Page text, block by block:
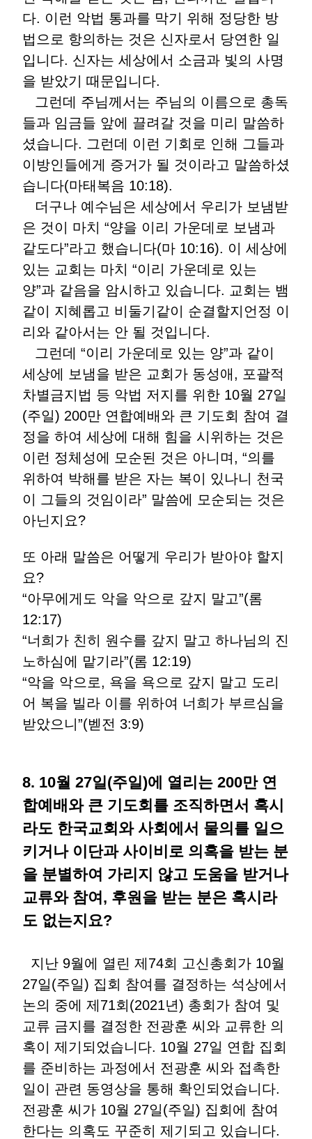
다. 이런 악법 통과를 막기 위해 정당한 방
법으로 항의하는 것은 신자로서 당연한 일
입니다. 신자는 세상에서 소금과 빛의 사명
을 받았기 때문입니다.
그런데 주님께서는 주님의 이름으로 총독
들과 임금들 앞에 끌려갈 것을 미리 말씀하
셨습니다. 그런데 이런 기회로 인해 그들과
이방인들에게 증거가 될 것이라고 말씀하셨
습니다(마태복음 10:18).
더구나 예수님은 세상에서 우리가 보냄받
은 것이 마치 “양을 이리 가운데로 보냄과
같도다”라고 했습니다(마 10:16). 이 세상에
있는 교회는 마치 “이리 가운데로 있는
양”과 같음을 암시하고 있습니다. 교회는 뱀
같이 지혜롭고 비둘기같이 순결할지언정 이
리와 같아서는 안 될 것입니다.
그런데 “이리 가운데로 있는 양”과 같이
세상에 보냄을 받은 교회가 동성애, 포괄적
차별금지법 등 악법 저지를 위한 10월 27일
(주일) 200만 연합예배와 큰 기도회 참여 결
정을 하여 세상에 대해 힘을 시위하는 것은
이런 정체성에 모순된 것은 아니며, “의를
위하여 박해를 받은 자는 복이 있나니 천국
이 그들의 것임이라” 말씀에 모순되는 것은
아닌지요?
또 아래 말씀은 어떻게 우리가 받아야 할지
요?
“아무에게도 악을 악으로 갚지 말고”(롬
12:17)
“너희가 친히 원수를 갚지 말고 하나님의 진
노하심에 맡기라”(롬 12:19)
“악을 악으로, 욕을 욕으로 갚지 말고 도리
어 복을 빌라 이를 위하여 너희가 부르심을
받았으니”(벧전 3:9)
8. 10월 27일(주일)에 열리는 200만 연
합예배와 큰 기도회를 조직하면서 혹시
라도 한국교회와 사회에서 물의를 일으
키거나 이단과 사이비로 의혹을 받는 분
을 분별하여 가리지 않고 도움을 받거나
교류와 참여, 후원을 받는 분은 혹시라
도 없는지요?
지난 9월에 열린 제74회 고신총회가 10월
27일(주일) 집회 참여를 결정하는 석상에서
논의 중에 제71회(2021년) 총회가 참여 및
교류 금지를 결정한 전광훈 씨와 교류한 의
혹이 제기되었습니다. 10월 27일 연합 집회
를 준비하는 과정에서 전광훈 씨와 접촉한
일이 관련 동영상을 통해 확인되었습니다.
전광훈 씨가 10월 27일(주일) 집회에 참여
한다는 의혹도 꾸준히 제기되고 있습니다.